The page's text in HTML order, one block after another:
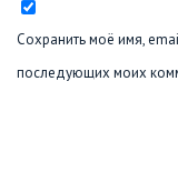
Сохранить моё имя,
последующих моих